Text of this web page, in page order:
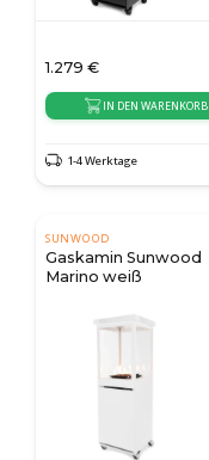
1.279 €
IN DEN WARENKORB
1-4 Werktage
SUNWOOD
Gaskamin Sunwood
Marino weiß